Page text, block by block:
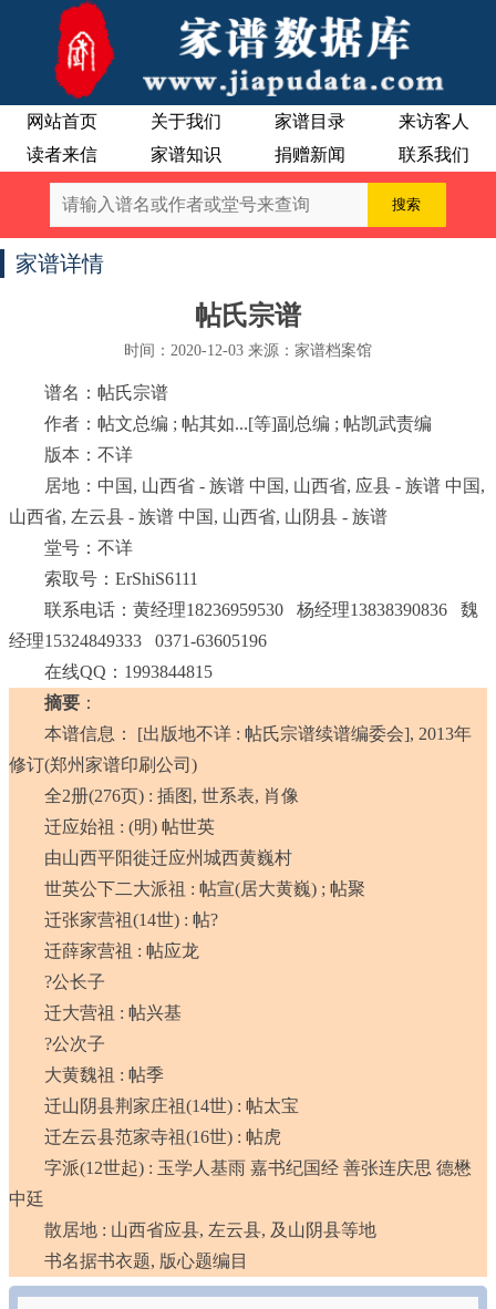
网站首页 关于我们 家谱目录
来访客人
读者来信
家谱知识 捐赠新闻 联系我们
家谱详情
帖氏宗谱
时间：2020-12-03 来源：家谱档案馆
谱名：帖氏宗谱
作者：帖文总编 ; 帖其如...[等]副总编 ; 帖凯武责编
版本：不详
居地：中国, 山西省 - 族谱 中国, 山西省, 应县 - 族谱 中国,
山西省, 左云县 - 族谱 中国, 山西省, 山阴县 - 族谱
堂号：不详
索取号：ErShiS6111
联系电话：黄经理18236959530 杨经理13838390836 魏
经理15324849333 0371-63605196
在线QQ：1993844815
摘要 ：
本谱信息： [出版地不详 : 帖氏宗谱续谱编委会], 2013年
修订(郑州家谱印刷公司)
全2册(276页) : 插图, 世系表, 肖像
迁应始祖 : (明) 帖世英
由山西平阳徙迁应州城西黄巍村
世英公下二大派祖 : 帖宣(居大黄巍) ; 帖聚
迁张家营祖(14世) : 帖?
迁薛家营祖 : 帖应龙
?公长子
迁大营祖 : 帖兴基
?公次子
大黄魏祖 : 帖季
迁山阴县荆家庄祖(14世) : 帖太宝
迁左云县范家寺祖(16世) : 帖虎
字派(12世起) : 玉学人基雨 嘉书纪国经 善张连庆思 德懋
中廷
散居地 : 山西省应县, 左云县, 及山阴县等地
书名据书衣题, 版心题编目